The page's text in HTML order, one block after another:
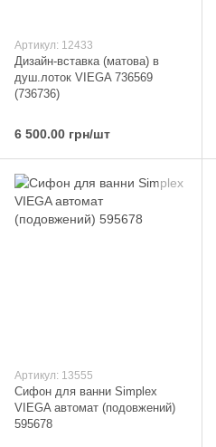
Артикул: 12433
Дизайн-вставка (матова) в
душ.лоток VIEGA 736569
(736736)
6 500.00 грн/шт
Артикул: 13555
Сифон для ванни Simplex
VIEGA автомат (подовжений)
595678